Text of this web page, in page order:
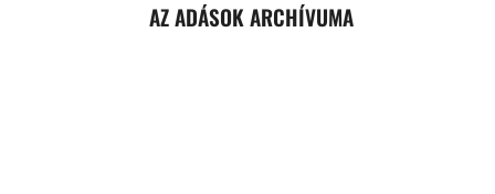
AZ ADÁSOK ARCHÍVUMA